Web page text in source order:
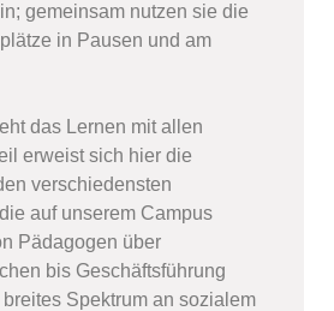
gemeinsam nutzen sie die
in Pausen und am
das Lernen mit allen
erweist sich hier die
verschiedensten
auf unserem Campus
Pädagogen über
bis Geschäftsführung
Spektrum an sozialem